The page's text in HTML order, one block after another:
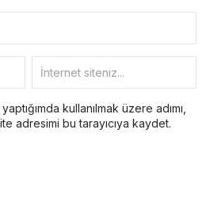
kullanılmak üzere adımı,
adresimi bu tarayıcıya kaydet.